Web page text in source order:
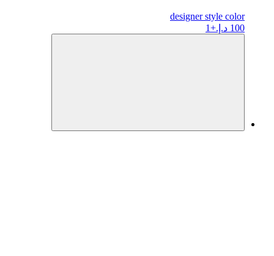
designerstyle color
100 د.إ.
+1